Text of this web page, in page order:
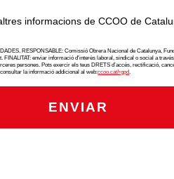
informacions de CCOO de
RESPONSABLE: Comissió Obrera Nacional de Catalunya,
FINALITAT: enviar informació d'interès laboral, sindical o social a
persones. Pots exercir els teus DRETS d’accés, rectificació,
la informació addicional al web:ccoo.cat/rgpd.